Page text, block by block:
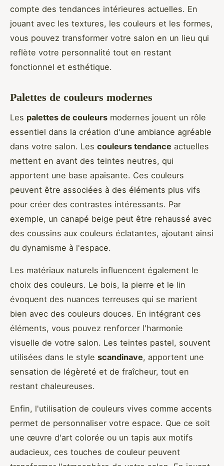
compte des tendances intérieures actuelles. En
jouant avec les textures, les couleurs et les formes,
vous pouvez transformer votre salon en un lieu qui
reflète votre personnalité tout en restant
fonctionnel et esthétique.
Palettes de couleurs modernes
Les palettes de couleurs modernes jouent un rôle
essentiel dans la création d'une ambiance agréable
dans votre salon. Les couleurs tendance actuelles
mettent en avant des teintes neutres, qui
apportent une base apaisante. Ces couleurs
peuvent être associées à des éléments plus vifs
pour créer des contrastes intéressants. Par
exemple, un canapé beige peut être rehaussé avec
des coussins aux couleurs éclatantes, ajoutant ainsi
du dynamisme à l'espace.
Les matériaux naturels influencent également le
choix des couleurs. Le bois, la pierre et le lin
évoquent des nuances terreuses qui se marient
bien avec des couleurs douces. En intégrant ces
éléments, vous pouvez renforcer l'harmonie
visuelle de votre salon. Les teintes pastel, souvent
utilisées dans le style scandinave, apportent une
sensation de légèreté et de fraîcheur, tout en
restant chaleureuses.
Enfin, l'utilisation de couleurs vives comme accents
permet de personnaliser votre espace. Que ce soit
une œuvre d'art colorée ou un tapis aux motifs
audacieux, ces touches de couleur peuvent